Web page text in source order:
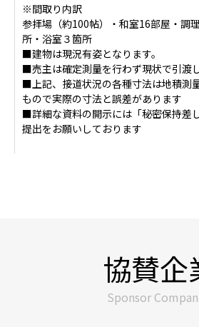
※間取り内訳
参拝場（約100帖）・和室16部屋・調
所・浴室３箇所
■建物は現況有姿となります。
■売主は確定測量を行わず現状で引渡し
■上記、接道状況の各種寸法は地積測
もので実際の寸法と誤差があります
■詳細な資料の開示には「秘密保持差
提出をお願いしております
協賛企
Sponsor